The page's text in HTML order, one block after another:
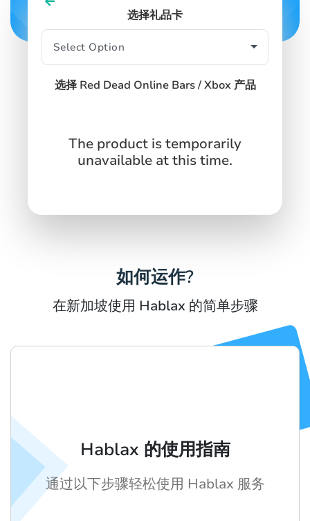
SIGN INSIGN UP
选择礼品卡
选择 Red Dead Online Bars / Xbox 产品
The product is temporarily
unavailable at this time.
如何运作?
在新加坡使用 Hablax 的简单步骤
Hablax 的使用指南
通过以下步骤轻松使用 Hablax 服务